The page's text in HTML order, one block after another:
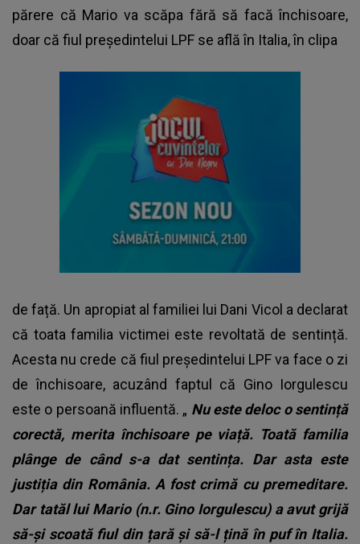
părere că Mario va scăpa fără să facă închisoare,
doar că fiul președintelui LPF se află în Italia, în clipa
de față. Un apropiat al familiei lui Dani Vicol a declarat
că toata familia victimei este revoltată de sentință.
Acesta nu crede că fiul președintelui LPF va face o zi
de închisoare, acuzând faptul că Gino Iorgulescu
este o persoană influentă. „ Nu este deloc o sentință
corectă, merita închisoare pe viață. Toată familia
plânge de când s-a dat sentința. Dar asta este
justiția din România. A fost crimă cu premeditare.
Dar tatăl lui Mario (n.r. Gino Iorgulescu) a avut grijă
să-și scoată fiul din țară și să-l țină în puf în Italia.